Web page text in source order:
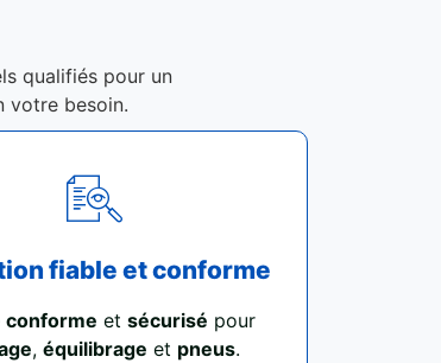
qualifiés pour un
votre besoin.
fiable et conforme
conforme et sécurisé pour
, équilibrage et pneus.